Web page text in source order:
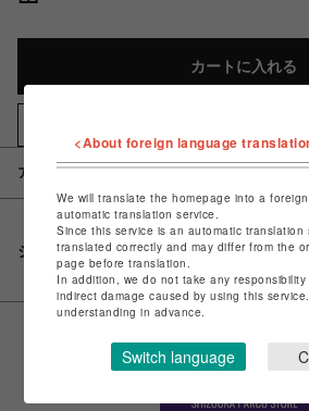
カートに入れる
アイテム説明 / 素材
シェアする
<About foreign language
We will translate the homepage into a
automatic translation service.
Since this service is an automatic translation
translated correctly and may differ from the
page before translation.
In addition, we do not take any
indirect damage caused by using this
understanding in advance.
Switch language